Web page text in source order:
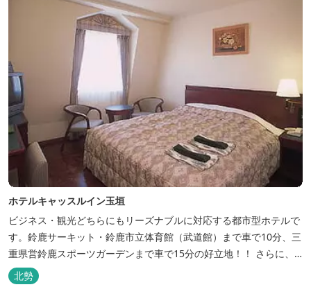
ホテルキャッスルイン玉垣
ビジネス・観光どちらにもリーズナブルに対応する都市型ホテルで
す。鈴鹿サーキット・鈴鹿市立体育館（武道館）まで車で10分、三
重県営鈴鹿スポーツガーデンまで車で15分の好立地！！ さらに、
全檜造り貸切風呂や各種サービスでお待ち致しております。
北勢